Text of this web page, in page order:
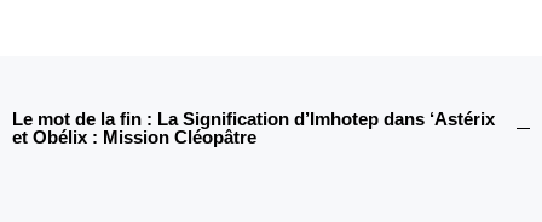
Le mot de la fin : La Signification d’Imhotep dans ‘Astérix
et Obélix : Mission Cléopâtre